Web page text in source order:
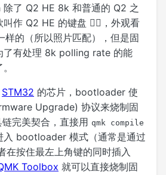
了 Q2 HE 8k 和普通的 Q2 之
作 Q2 HE 的键盘 😵‍💫，外观看
的（所以照片匹配），但是固
了有处理 8k polling rate 的能
STM32 的芯片，bootloader 使
Upgrade) 协议来烧制固
完美契合，直接用 qmk compile
入 bootloader 模式（通常是通过
在按住最左上角键的同时插入
Toolbox 就可以直接烧制固